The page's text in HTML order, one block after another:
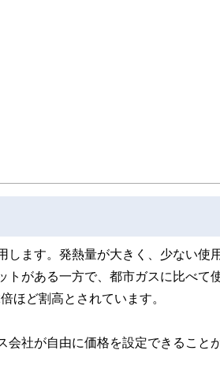
。
相続診断士、住宅ローンアドバイザー、DCプラン
150名以上の有資格者を執筆者・監修者として迎
します。発熱量が大きく、少ない使
トがある一方で、都市ガスに比べて
ほど割高とされています。
会社が自由に価格を設定できること